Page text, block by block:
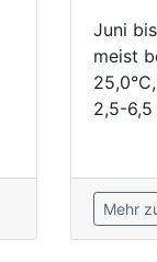
Juni
meist
2,5-6,5
Mehr